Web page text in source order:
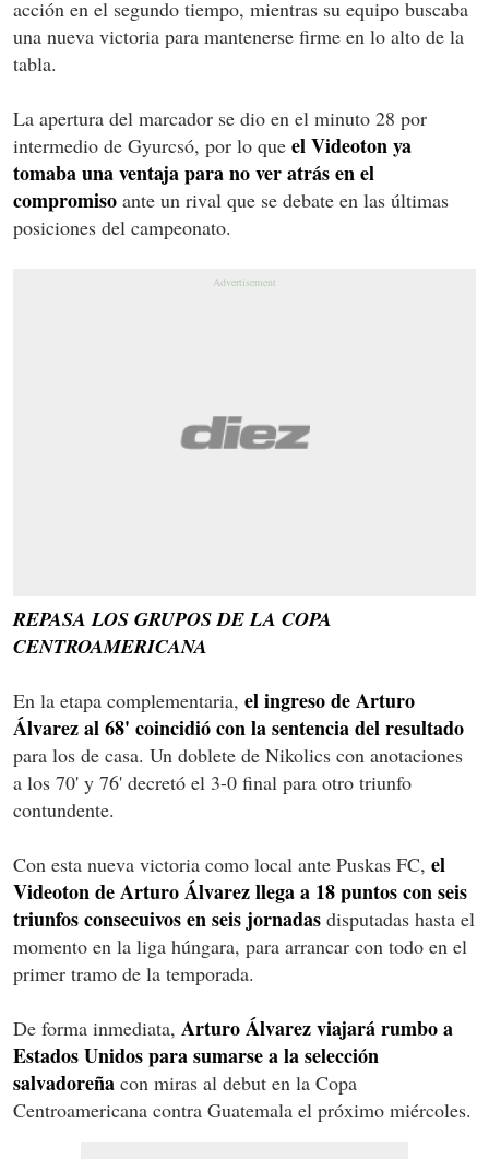
acción en el segundo tiempo, mientras su equipo buscaba
una nueva victoria para mantenerse firme en lo alto de la
tabla.
La apertura del marcador se dio en el minuto 28 por
intermedio de Gyurcsó, por lo que el Videoton ya
tomaba una ventaja para no ver atrás en el
compromiso ante un rival que se debate en las últimas
posiciones del campeonato.
REPASA LOS GRUPOS DE LA COPA
CENTROAMERICANA
En la etapa complementaria, el ingreso de Arturo
Álvarez al 68' coincidió con la sentencia del resultado
para los de casa. Un doblete de Nikolics con anotaciones
a los 70' y 76' decretó el 3-0 final para otro triunfo
contundente.
Con esta nueva victoria como local ante Puskas FC, el
Videoton de Arturo Álvarez llega a 18 puntos con seis
triunfos consecuivos en seis jornadas disputadas hasta el
momento en la liga húngara, para arrancar con todo en el
primer tramo de la temporada.
De forma inmediata, Arturo Álvarez viajará rumbo a
Estados Unidos para sumarse a la selección
salvadoreña con miras al debut en la Copa
Centroamericana contra Guatemala el próximo miércoles.